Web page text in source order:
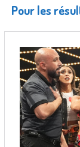
Pour les